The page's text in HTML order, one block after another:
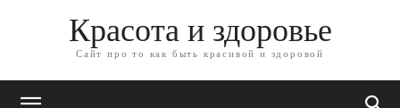
Красота и здоровье
Сайт про то как быть красивой и здоровой